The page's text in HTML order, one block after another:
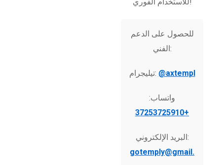
للحصول على الدعم
الفني:
تيليجرام: @axtempl
واتساب:
+37253725910
البريد الإلكتروني:
gotemply@gmail.